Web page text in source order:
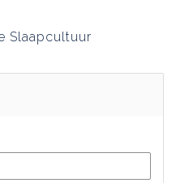
Slaapcultuur